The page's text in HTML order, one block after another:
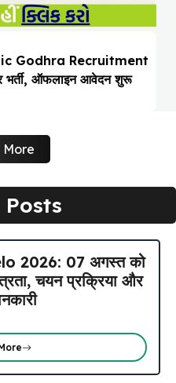
Godhra Recruitment
भर्ती, ऑफलाइन आवेदन शुरू
More
Posts
2026: 07 अगस्त को
चयन प्रक्रिया और